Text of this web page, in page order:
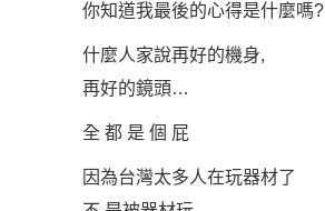
你知道我最後的心得是什麼嗎?
什麼人家說再好的機身,
再好的鏡頭…
全 都 是 個 屁
因為台灣太多人在玩器材了